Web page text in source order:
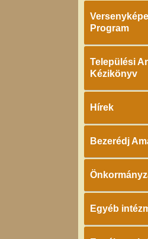
Program
Települési
Kézikönyv
Hírek
Bezerédj
Egyéb